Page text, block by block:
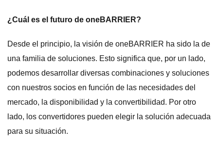
¿Cuál es el futuro de oneBARRIER?
Desde el principio, la visión de oneBARRIER ha sido la de
una familia de soluciones. Esto significa que, por un lado,
podemos desarrollar diversas combinaciones y soluciones
con nuestros socios en función de las necesidades del
mercado, la disponibilidad y la convertibilidad. Por otro
lado, los convertidores pueden elegir la solución adecuada
para su situación.